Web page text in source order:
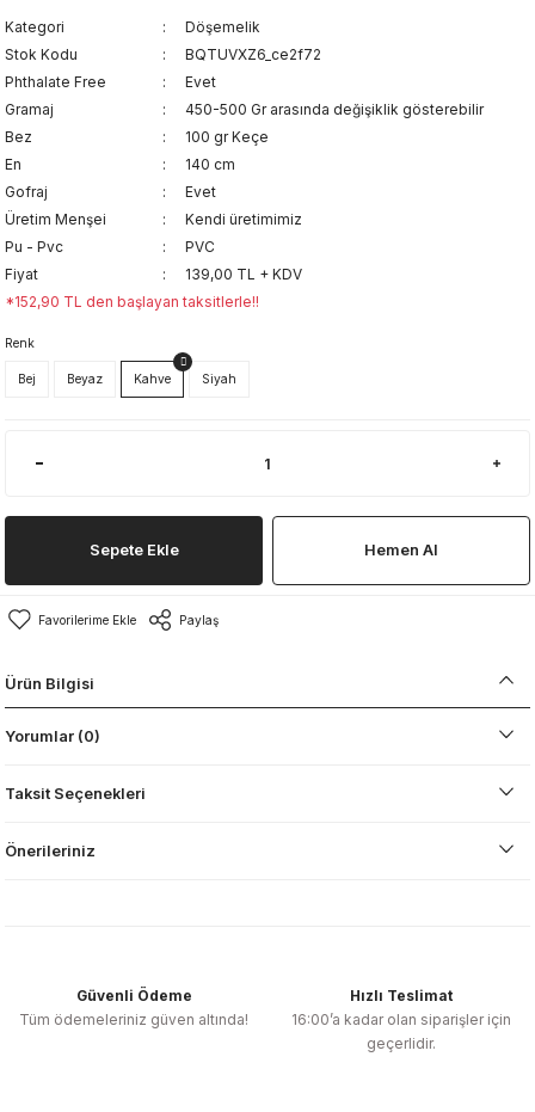
Kategori
Döşemelik
Stok Kodu
BQTUVXZ6_ce2f72
Phthalate Free
Evet
Gramaj
450-500 Gr arasında değişiklik gösterebilir
Bez
100 gr Keçe
En
140 cm
Gofraj
Evet
Üretim Menşei
Kendi üretimimiz
Pu - Pvc
PVC
Fiyat
139,00 TL + KDV
*152,90 TL den başlayan taksitlerle!!
Renk
Bej Beyaz Kahve Siyah
Sepete Ekle Hemen Al
Paylaş
Ürün Bilgisi
Yorumlar (0)
Taksit Seçenekleri
Önerileriniz
Güvenli Ödeme
Tüm ödemeleriniz güven altında!
Hızlı Teslimat
16:00’a kadar olan siparişler için
geçerlidir.